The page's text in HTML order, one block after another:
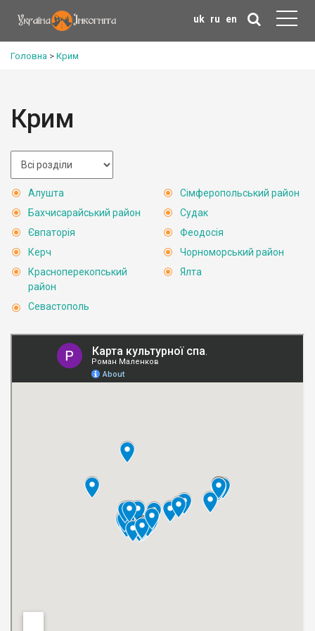
uk ru en
Головна > Крим
Крим
Алушта
Бахчисарайський район
Євпаторія
Керч
Красноперекопський
район
Севастополь
Сімферопольський район
Судак
Феодосія
Чорноморський район
Ялта